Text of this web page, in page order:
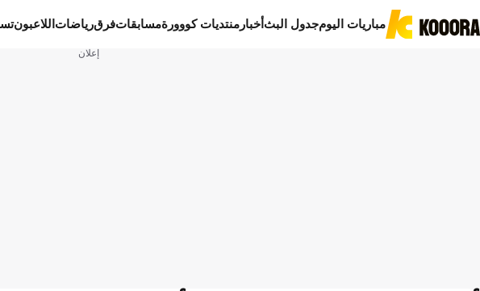
مباريات اليومجدول البثأخبار منتديات كووورةمسابقاتفرقرياضات اللاعبون
إعلان